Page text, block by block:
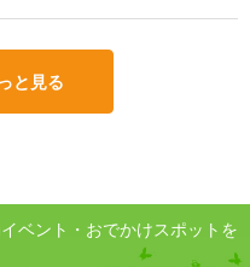
と見る
ベント・おでかけスポットを